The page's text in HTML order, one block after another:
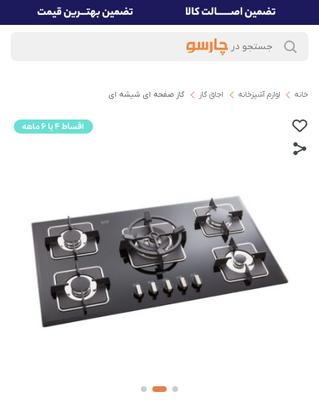
خانه لوازم آشپزخانه اجاق گاز گاز صفحه ای شیشه ای